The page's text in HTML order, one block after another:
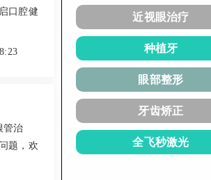
口腔健
管治
题，欢
近视眼治疗
种植牙
眼部整形
牙齿矫正
全飞秒激光